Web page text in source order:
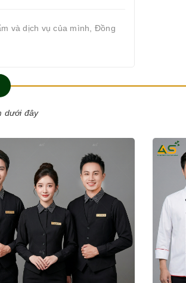
và dịch vụ của mình, Đồng
dưới đây